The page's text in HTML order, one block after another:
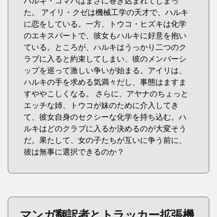
た。 アイリ・クゼは機械工学の天才で、ハルキ
に恋をしている。一方、トウコ・ヒズキは化学
のエキスパートで、彼女もハルキに好意を抱い
ている。ところが、ハルキはうっかり二つのク
ラブに入ると約束してしまい、彼のメンバーシ
ップを巡って激しい争いが始まる。アイリは、
ハルキの手を求める気満々だし、事態はますま
すややこしくなる。 さらに、アヤナのちょっと
エッチな姉、トウコが妹のために介入してき
て、彼女自身のセクシーな化学を持ち込む。ハ
ルキはどのクラブに入るか決めるのが大変そう
だ。果たして、女の子たちが互いに争う前に、
彼は無事に選択できるのか？